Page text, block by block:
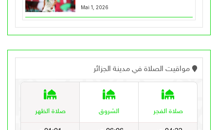
Mai 1, 2026